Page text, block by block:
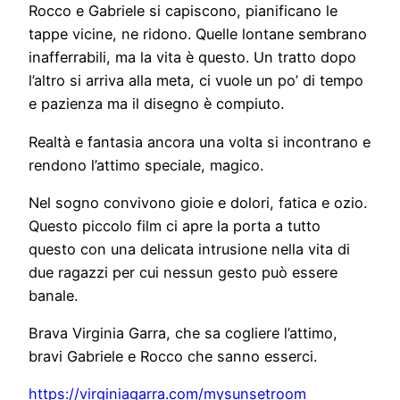
Rocco e Gabriele si capiscono, pianificano le
tappe vicine, ne ridono. Quelle lontane sembrano
inafferrabili, ma la vita è questo. Un tratto dopo
l’altro si arriva alla meta, ci vuole un po’ di tempo
e pazienza ma il disegno è compiuto.
Realtà e fantasia ancora una volta si incontrano e
rendono l’attimo speciale, magico.
Nel sogno convivono gioie e dolori, fatica e ozio.
Questo piccolo film ci apre la porta a tutto
questo con una delicata intrusione nella vita di
due ragazzi per cui nessun gesto può essere
banale.
Brava Virginia Garra, che sa cogliere l’attimo,
bravi Gabriele e Rocco che sanno esserci.
https://virginiagarra.com/mysunsetroom